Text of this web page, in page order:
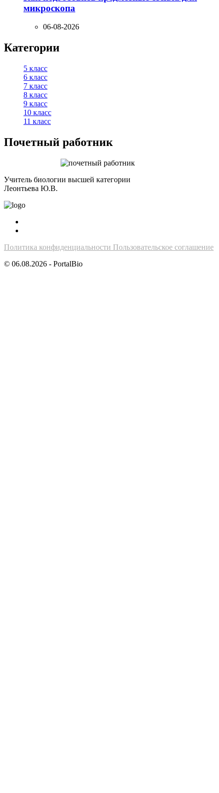
микроскопа
06-08-2026
Категории
5 класс
6 класс
7 класс
8 класс
9 класс
10 класс
11 класс
Почетный работник
Учитель биологии высшей категории
Леонтьева Ю.В.
Политика конфиденциальности Пользовательское соглашение
© 06.08.2026 - PortalBio